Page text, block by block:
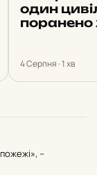
один
поранено
4 Серпня · 1 хв
–